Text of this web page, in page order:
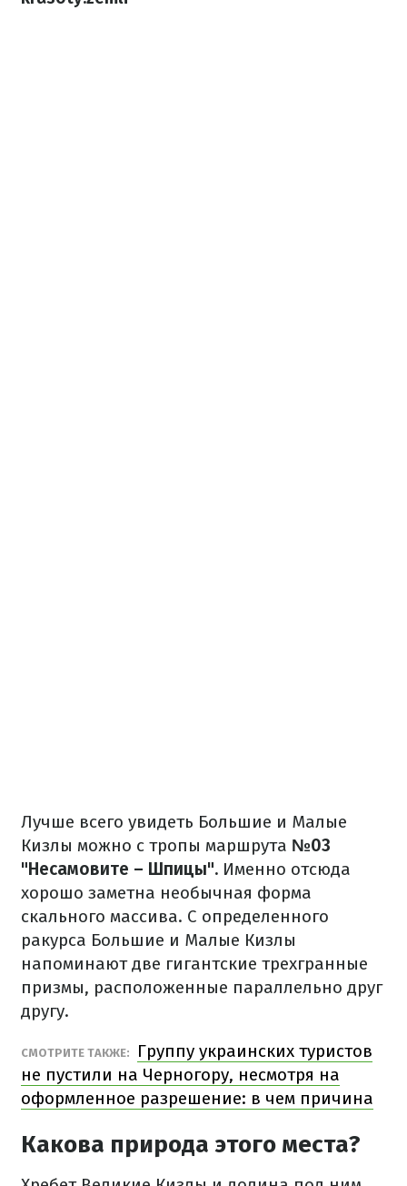
Лучше всего увидеть Большие и Малые
Кизлы можно с тропы маршрута №03
"Несамовите – Шпицы". Именно отсюда
хорошо заметна необычная форма
скального массива. С определенного
ракурса Большие и Малые Кизлы
напоминают две гигантские трехгранные
призмы, расположенные параллельно друг
другу.
СМОТРИТЕ ТАКЖЕ:
Группу украинских туристов
не пустили на Черногору, несмотря на
оформленное разрешение: в чем причина
Какова природа этого места?